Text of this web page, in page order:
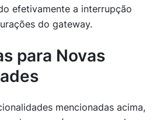
efetivamente a interrupção
do gateway.
para Novas
mencionadas acima,